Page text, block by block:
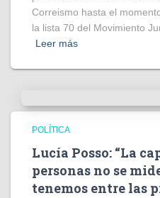
Correismo hasta el
la lista 70 del Movimiento
Leer más
POLÍTICA
Lucía Posso: “La
personas no se
tenemos entre las